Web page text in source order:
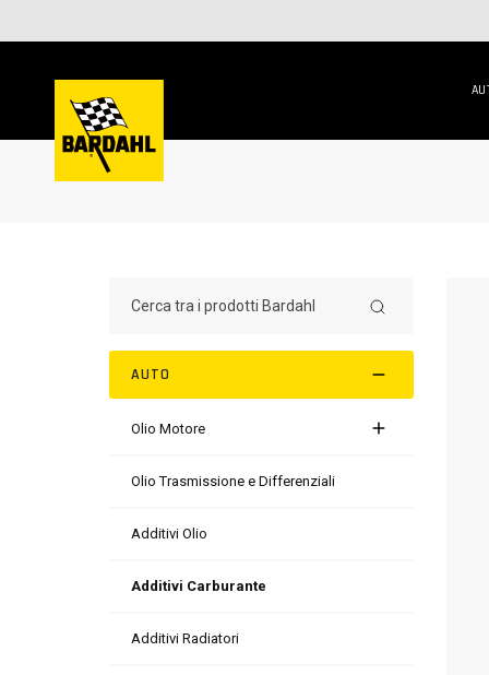
AUTO
Olio Motore
Olio Trasmissione e Differenziali
Additivi Olio
Additivi Carburante
Additivi Radiatori